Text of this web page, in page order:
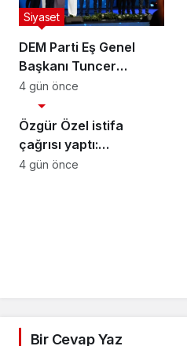
DEM Parti Eş Genel
Başkanı Tuncer
Bakırhan: “Meclis
kapanmadan çerçeve
yasa çıkarılmalıdır”
Siyaset
4 gün önce
Özgür Özel istifa
çağrısı yaptı:
Darbecilerden
Siyaset
4 gün önce
Bir Cevap Yaz